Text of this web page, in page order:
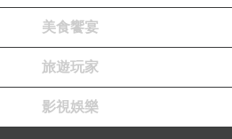
美食饗宴
旅遊玩家
影視娛樂